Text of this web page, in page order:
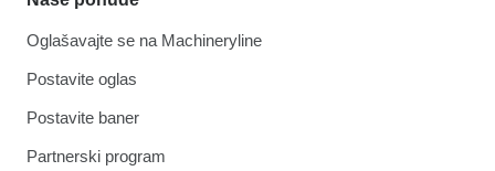
Oglašavajte se na Machineryline
Postavite oglas
Postavite baner
Partnerski program